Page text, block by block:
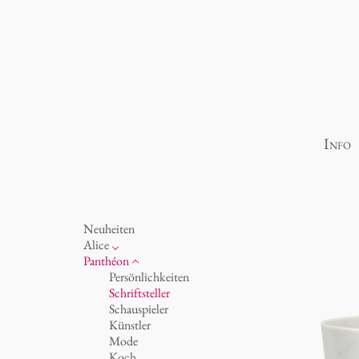
Info
Neuheiten
Alice
Porzellan
Ozean
Tassen 'Glam' weiß
Tassen - weiß
Tassen 'Glam'
Tassen 'de Luxe'
Panthéon
Persönlichkeiten
Schriftsteller
Schauspieler
Künstler
Mode